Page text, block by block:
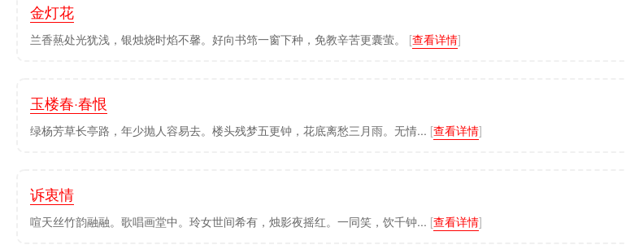
金灯花
兰香爇处光犹浅，银烛烧时焰不馨。好向书筇一窗下种，免教辛苦更囊萤。 [查看详情]
玉楼春·春恨
绿杨芳草长亭路，年少抛人容易去。楼头残梦五更钟，花底离愁三月雨。无情... [查看详情]
诉衷情
喧天丝竹韵融融。歌唱画堂中。玲女世间希有，烛影夜摇红。一同笑，饮千钟... [查看详情]